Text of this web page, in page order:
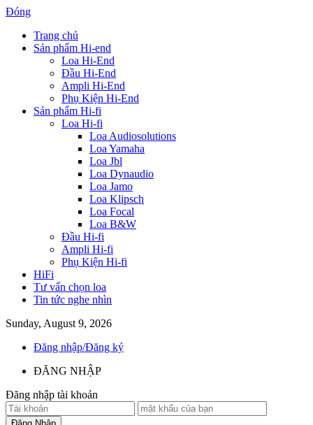
Đóng
Trang chủ
Sản phẩm Hi-end
Loa Hi-End
Đầu Hi-End
Ampli Hi-End
Phụ Kiện Hi-End
Sản phẩm Hi-fi
Loa Hi-fi
Loa Audiosolutions
Loa Yamaha
Loa Jbl
Loa Dynaudio
Loa Jamo
Loa Klipsch
Loa Focal
Loa B&W
Đầu Hi-fi
Ampli Hi-fi
Phụ Kiện Hi-fi
HiFi
Tư vấn chọn loa
Tin tức nghe nhìn
Sunday, August 9, 2026
Đăng nhập/Đăng ký
ĐĂNG NHẬP
Đăng nhập tài khoản